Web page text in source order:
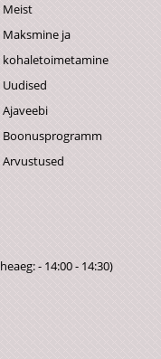
Meist
Maksmine ja
kohaletoimetamine
Uudised
Ajaveebi
Boonusprogramm
Arvustused
- 14:00 - 14:30)